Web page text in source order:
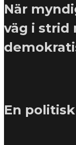
När
väg i strid
En